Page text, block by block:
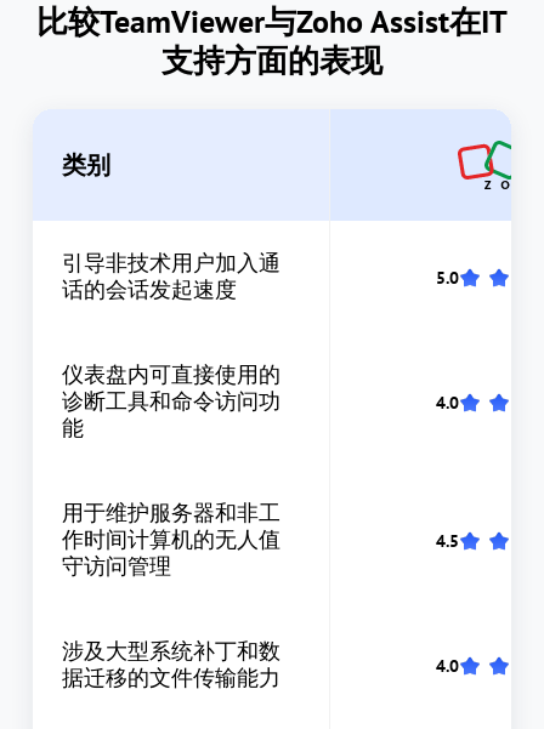
比较TeamViewer与Zoho Assist在IT
支持方面的表现
类别
引导非技术用户加入通
话的会话发起速度
仪表盘内可直接使用的
诊断工具和命令访问功
能
用于维护服务器和非工
作时间计算机的无人值
守访问管理
涉及大型系统补丁和数
据迁移的文件传输能力